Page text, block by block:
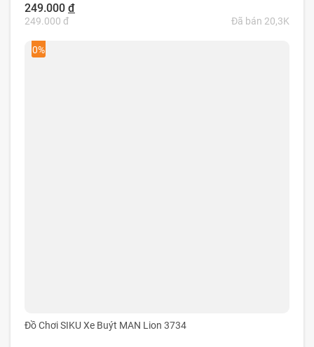
249.000 đ
249.000 đ Đã bán 20,3K
0%
Đồ Chơi SIKU Xe Buýt MAN Lion 3734